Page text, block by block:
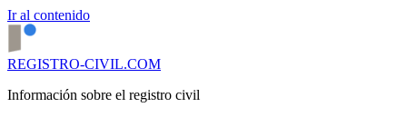
Ir al contenido
REGISTRO-CIVIL.COM
Información sobre el registro civil